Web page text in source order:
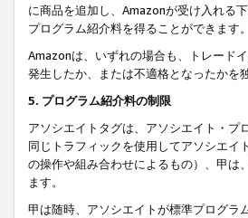
に商品を追加し、Amazonが受け入れる
プログラム紹介料を得ることができます。
Amazonは、いずれの場合も、トレード
発生したか、または不適格となったかを
5. プログラム紹介料の制限
アソシエイトタグは、アソシエイト・
同じトラフィックを使用してアソシエイ
の操作や組み合わせによるもの）、甲は
ます。
甲は随時、アソシエイトが標準プログラ